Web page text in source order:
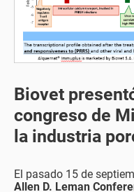
Biovet
congreso de
la industria
El pasado 15 de
Allen D. Leman